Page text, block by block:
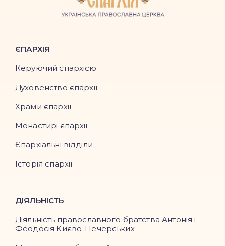
ЄПАРХІЯ
Керуючий єпархією
Духовенство єпархії
Храми єпархії
Монастирі єпархії
Єпархіальні відділи
Історія єпархії
ДІЯЛЬНІСТЬ
Діяльність православного братства Антонія і
Феодосія Києво-Печерських